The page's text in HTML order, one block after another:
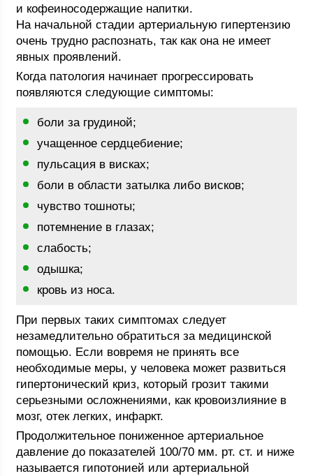
и кофеиносодержащие напитки.
На начальной стадии артериальную гипертензию
очень трудно распознать, так как она не имеет
явных проявлений.
Когда патология начинает прогрессировать
появляются следующие симптомы:
боли за грудиной;
учащенное сердцебиение;
пульсация в висках;
боли в области затылка либо висков;
чувство тошноты;
потемнение в глазах;
слабость;
одышка;
кровь из носа.
При первых таких симптомах следует
незамедлительно обратиться за медицинской
помощью. Если вовремя не принять все
необходимые меры, у человека может развиться
гипертонический криз, который грозит такими
серьезными осложнениями, как кровоизлияние в
мозг, отек легких, инфаркт.
Продолжительное пониженное артериальное
давление до показателей 100/70 мм. рт. ст. и ниже
называется гипотонией или артериальной